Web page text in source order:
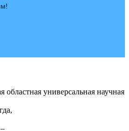
универсальная научная